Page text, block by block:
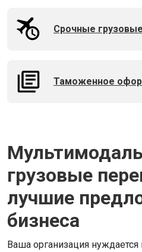
Срочные
Таможенное
грузовые
лучшие
бизнеса
Ваша организация